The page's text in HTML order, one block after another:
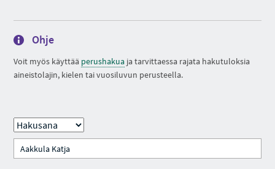
Ohje
Voit myös käyttää perushakua ja tarvittaessa rajata hakutuloksia
aineistolajin, kielen tai vuosiluvun perusteella.